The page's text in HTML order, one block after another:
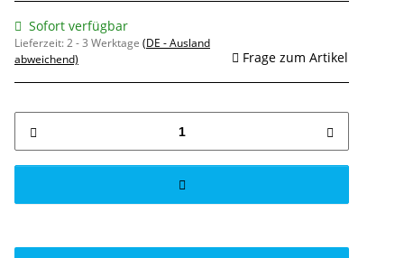
Sofort verfügbar
Lieferzeit:2 - 3 Werktage (DE - Ausland
abweichend)
Frage zum Artikel